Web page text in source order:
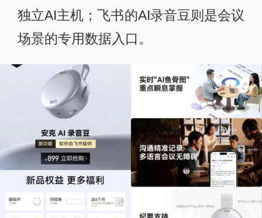
独立AI主机；飞书的AI录音豆则是会议
场景的专用数据入口。